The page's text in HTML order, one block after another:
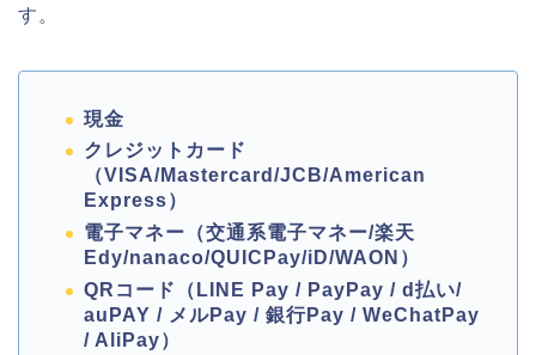
す。
現金
クレジットカード
（VISA/Mastercard/JCB/American
Express）
電子マネー（交通系電子マネー/楽天
Edy/nanaco/QUICPay/iD/WAON ）
QR コード（ LINE Pay / PayPay / d 払い/
auPAY / メルPay / 銀行Pay / WeChatPay
/ AliPay）